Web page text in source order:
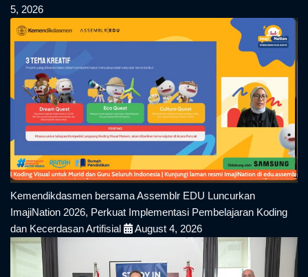
5, 2026
Kemendikdasmen bersama Assemblr EDU Luncurkan
ImajiNation 2026, Perkuat Implementasi Pembelajaran Koding
dan Kecerdasan Artifisial
August 4, 2026